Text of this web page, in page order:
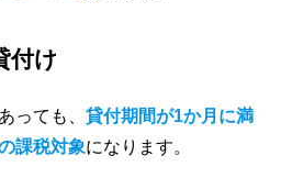
付け
っても、 貸付期間が1か月に満
課税対象になります。